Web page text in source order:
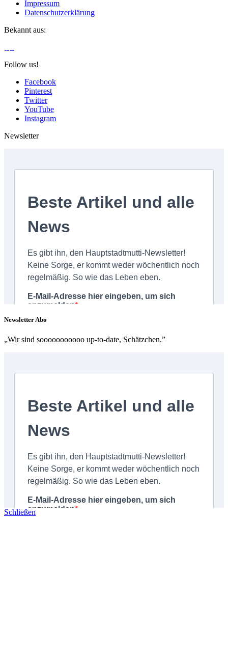
Impressum
Datenschutzerklärung
Bekannt aus:
Follow us!
Facebook
Pinterest
Twitter
YouTube
Instagram
Newsletter
Newsletter Abo
„Wir sind sooooooooooo up-to-date, Schätzchen.”
Schließen